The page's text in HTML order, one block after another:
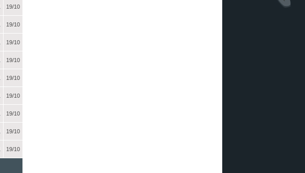
19/10
19/10
19/10
19/10
19/10
19/10
19/10
19/10
19/10